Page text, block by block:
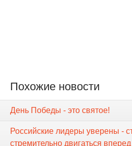
Похожие новости
День Победы - это святое!
Российские лидеры уверены -
стремительно двигаться вперед